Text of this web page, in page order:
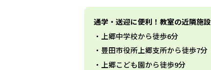
通学・送迎に便利！教室の近隣施設
上郷中学校から徒歩6分
豊田市役所上郷支所から徒歩7分
上郷こども園から徒歩9分